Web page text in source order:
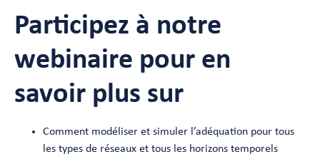
Participez à notre
webinaire pour en
savoir plus sur
Comment modéliser et simuler l’adéquation pour tous
les types de réseaux et tous les horizons temporels